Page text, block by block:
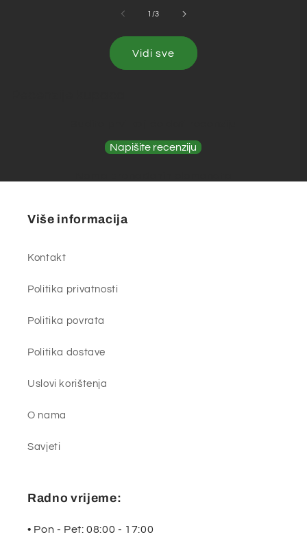
1 /od
3
Vidi sve
Napišite recenziju
Više informacija
Kontakt
Politika privatnosti
Politika povrata
Politika dostave
Uslovi korištenja
O nama
Savjeti
Radno vrijeme:
• Pon - Pet: 08:00 - 17:00